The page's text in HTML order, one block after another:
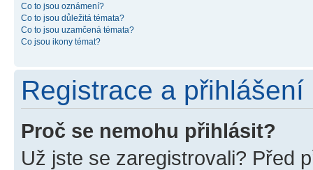
Co to jsou oznámení?
Co to jsou důležitá témata?
Co to jsou uzamčená témata?
Co jsou ikony témat?
Registrace a přihlášení
Proč se nemohu přihlásit?
Už jste se zaregistrovali? Před